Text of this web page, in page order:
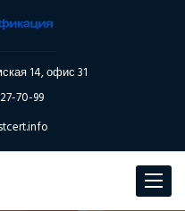
14, офис 31
70-99
Toggle